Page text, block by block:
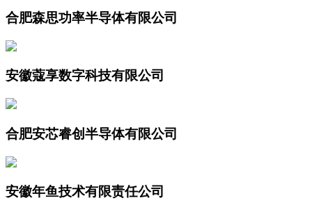
合肥森思功率半导体有限公司
安徽蔻享数字科技有限公司
合肥安芯睿创半导体有限公司
安徽年鱼技术有限责任公司